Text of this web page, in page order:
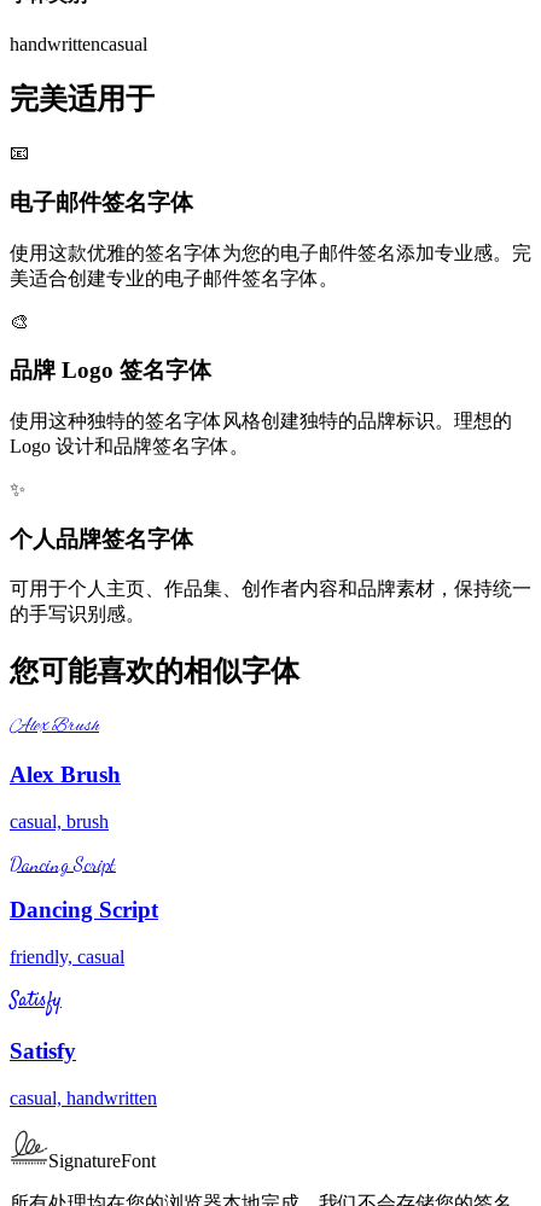
handwrittencasual
完美适用于
📧
电子邮件签名字体
使用这款优雅的签名字体为您的电子邮件签名添加专业感。完
美适合创建专业的电子邮件签名字体。
🎨
品牌 Logo 签名字体
使用这种独特的签名字体风格创建独特的品牌标识。理想的
Logo 设计和品牌签名字体。
✨
个人品牌签名字体
可用于个人主页、作品集、创作者内容和品牌素材，保持统一
的手写识别感。
您可能喜欢的相似字体
Alex Brush
Alex Brush
casual, brush
Dancing Script
Dancing Script
friendly, casual
Satisfy
Satisfy
casual, handwritten
SignatureFont